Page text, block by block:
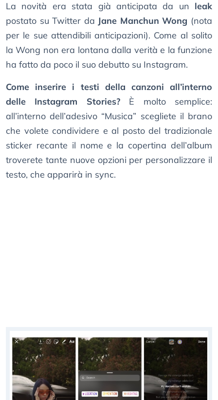
La novità era stata già anticipata da un leak
postato su Twitter da Jane Manchun Wong (nota
per le sue attendibili anticipazioni). Come al solito
la Wong non era lontana dalla verità e la funzione
ha fatto da poco il suo debutto su Instagram.
Come inserire i testi della canzoni all’interno
delle Instagram Stories?È molto semplice:
all’interno dell’adesivo “Musica” scegliete il brano
che volete condividere e al posto del tradizionale
sticker recante il nome e la copertina dell’album
troverete tante nuove opzioni per personalizzare il
testo, che apparirà in sync.